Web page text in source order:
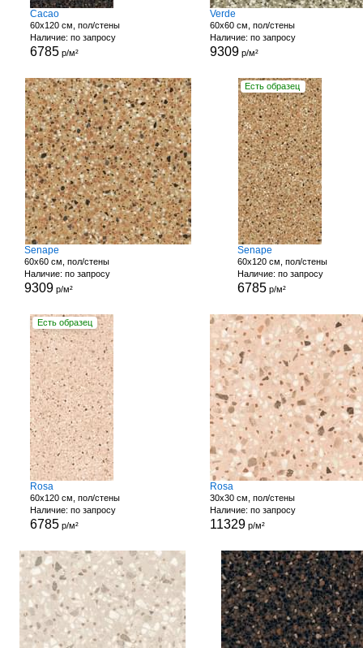
Cacao
60x120 см, пол/стены
Наличие: по запросу
6785 р/м²
Verde
60x60 см, пол/стены
Наличие: по запросу
9309 р/м²
Senape
60x60 см, пол/стены
Наличие: по запросу
9309 р/м²
Есть образец
Senape
60x120 см, пол/стены
Наличие: по запросу
6785 р/м²
Есть образец
Rosa
60x120 см, пол/стены
Наличие: по запросу
6785 р/м²
Rosa
30x30 см, пол/стены
Наличие: по запросу
11329 р/м²